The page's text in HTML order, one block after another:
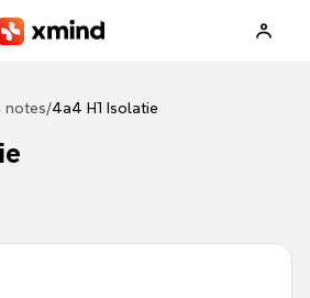
notes/4a4 H1 Isolatie